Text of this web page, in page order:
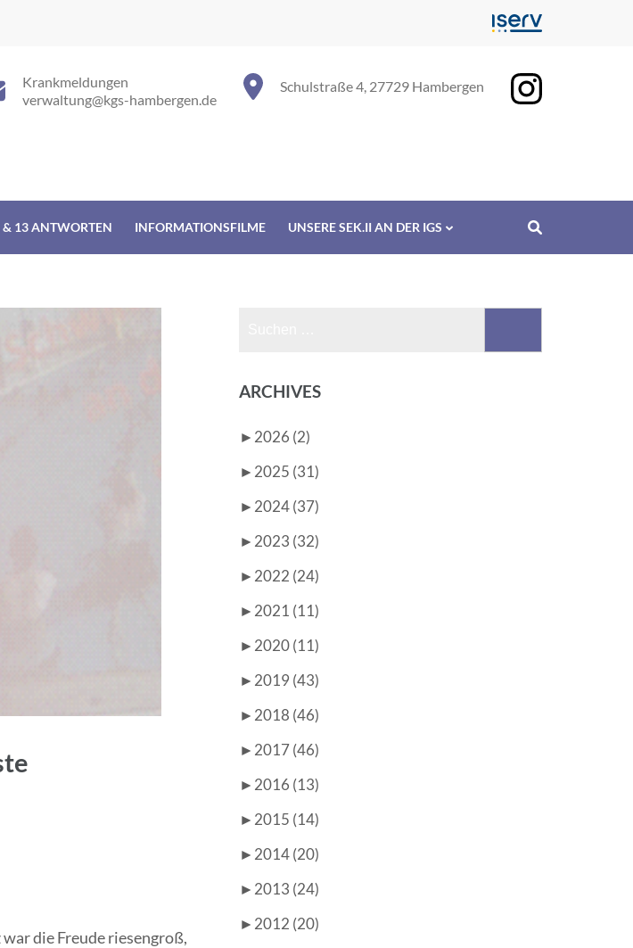
Schulstraße 4, 27729 Hambergen
Krankmeldungen
verwaltung@kgs-hambergen.de
& 13 ANTWORTEN INFORMATIONSFILME UNSERE SEK.II AN DER IGS
die Freude riesengroß,
ARCHIVES
► 2026 (2)
► 2025 (31)
► 2024 (37)
► 2023 (32)
► 2022 (24)
► 2021 (11)
► 2020 (11)
► 2019 (43)
► 2018 (46)
► 2017 (46)
► 2016 (13)
► 2015 (14)
► 2014 (20)
► 2013 (24)
► 2012 (20)